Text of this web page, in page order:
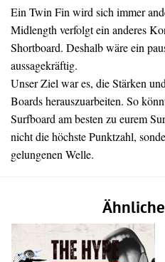
Ein Twin Fin wird sich immer
Midlength verfolgt ein anderes
Shortboard. Deshalb wäre ein
aussagekräftig.
Unser Ziel war es, die Stärken
Boards herauszuarbeiten. So
Surfboard am besten zu eurem
nicht die höchste Punktzahl,
gelungenen Welle.